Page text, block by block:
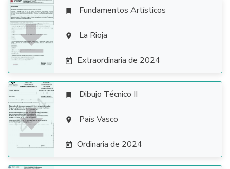

 Fundamentos Artísticos
 La Rioja
 Extraordinaria de 2024

 Dibujo Técnico II
 País Vasco
 Ordinaria de 2024